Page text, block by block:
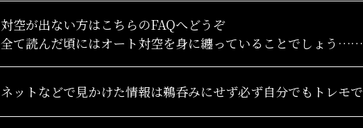
対空が出ない方はこちらのFAQへどうぞ
全て読んだ頃にはオート対空を身に纏っていることでしょう……
ネットなどで見かけた情報は鵜呑みにせず必ず自分でもトレモ